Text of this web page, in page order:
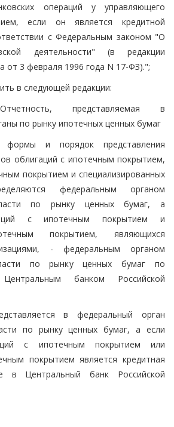
операций у управляющего
если он является кредитной
с Федеральным законом "О
деятельности" (в редакции
от 3 февраля 1996 года N 17-ФЗ).";
в следующей редакции:
представляемая в
по рынку ипотечных ценных бумаг
и порядок представления
облигаций с ипотечным покрытием,
покрытием и специализированных
федеральным органом
по рынку ценных бумаг, а
с ипотечным покрытием и
покрытием, являющихся
- федеральным органом
по рынку ценных бумаг по
банком Российской
в федеральный орган
по рынку ценных бумаг, а если
с ипотечным покрытием или
покрытием является кредитная
в Центральный банк Российской